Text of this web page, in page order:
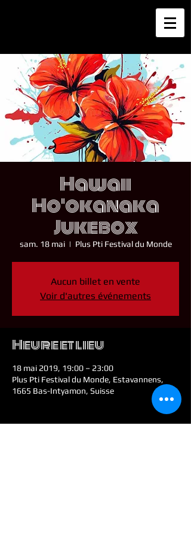
Hawaii
Ho'okanaka
Jukebox
sam. 18 mai
  |
Plus Pti Festival du Monde
Aucun billet en vente
Voir d'autres événements
Heure et lieu
18 mai 2019, 19:00 – 23:00
Plus Pti Festival du Monde, Estavannens,
1665 Bas-Intyamon, Suisse